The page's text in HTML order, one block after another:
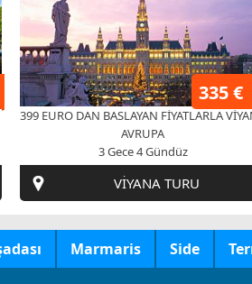
399 EURO DAN BASLAYAN FİYATLARLA
AVRUPA
3 Gece 4 Gündüz
VİYANA TURU
335 €
Marmaris Side